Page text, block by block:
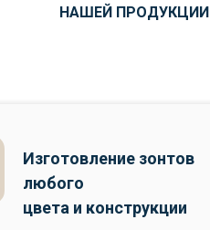
НАШЕЙ ПРОДУКЦИИ
Изготовление зонтов
любого
цвета и конструкции